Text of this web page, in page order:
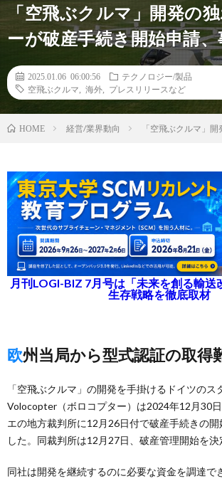
「空飛ぶクルマ」開発の
ーが破産手続き開始申請
2025.01.06 06:00:56
テクノロジー/製品
空飛ぶクルマ
海外 プレスリリースなど
HOME 経営/業界動向 「空飛ぶクルマ」
月刊LOGI-BIZ 7月号は「未来を創る輸送
生存戦略を徹底取材
欧州当局から型式認証の取得
「空飛ぶクルマ」の開発を手掛けるドイツのス
Volocopter（ボロコプター）は2024年12月30
エの地方裁判所に12月26日付で破産手続きの
した。同裁判所は12月27日、破産管理開始を決
同社は開発を継続するのに必要な資金を調達で